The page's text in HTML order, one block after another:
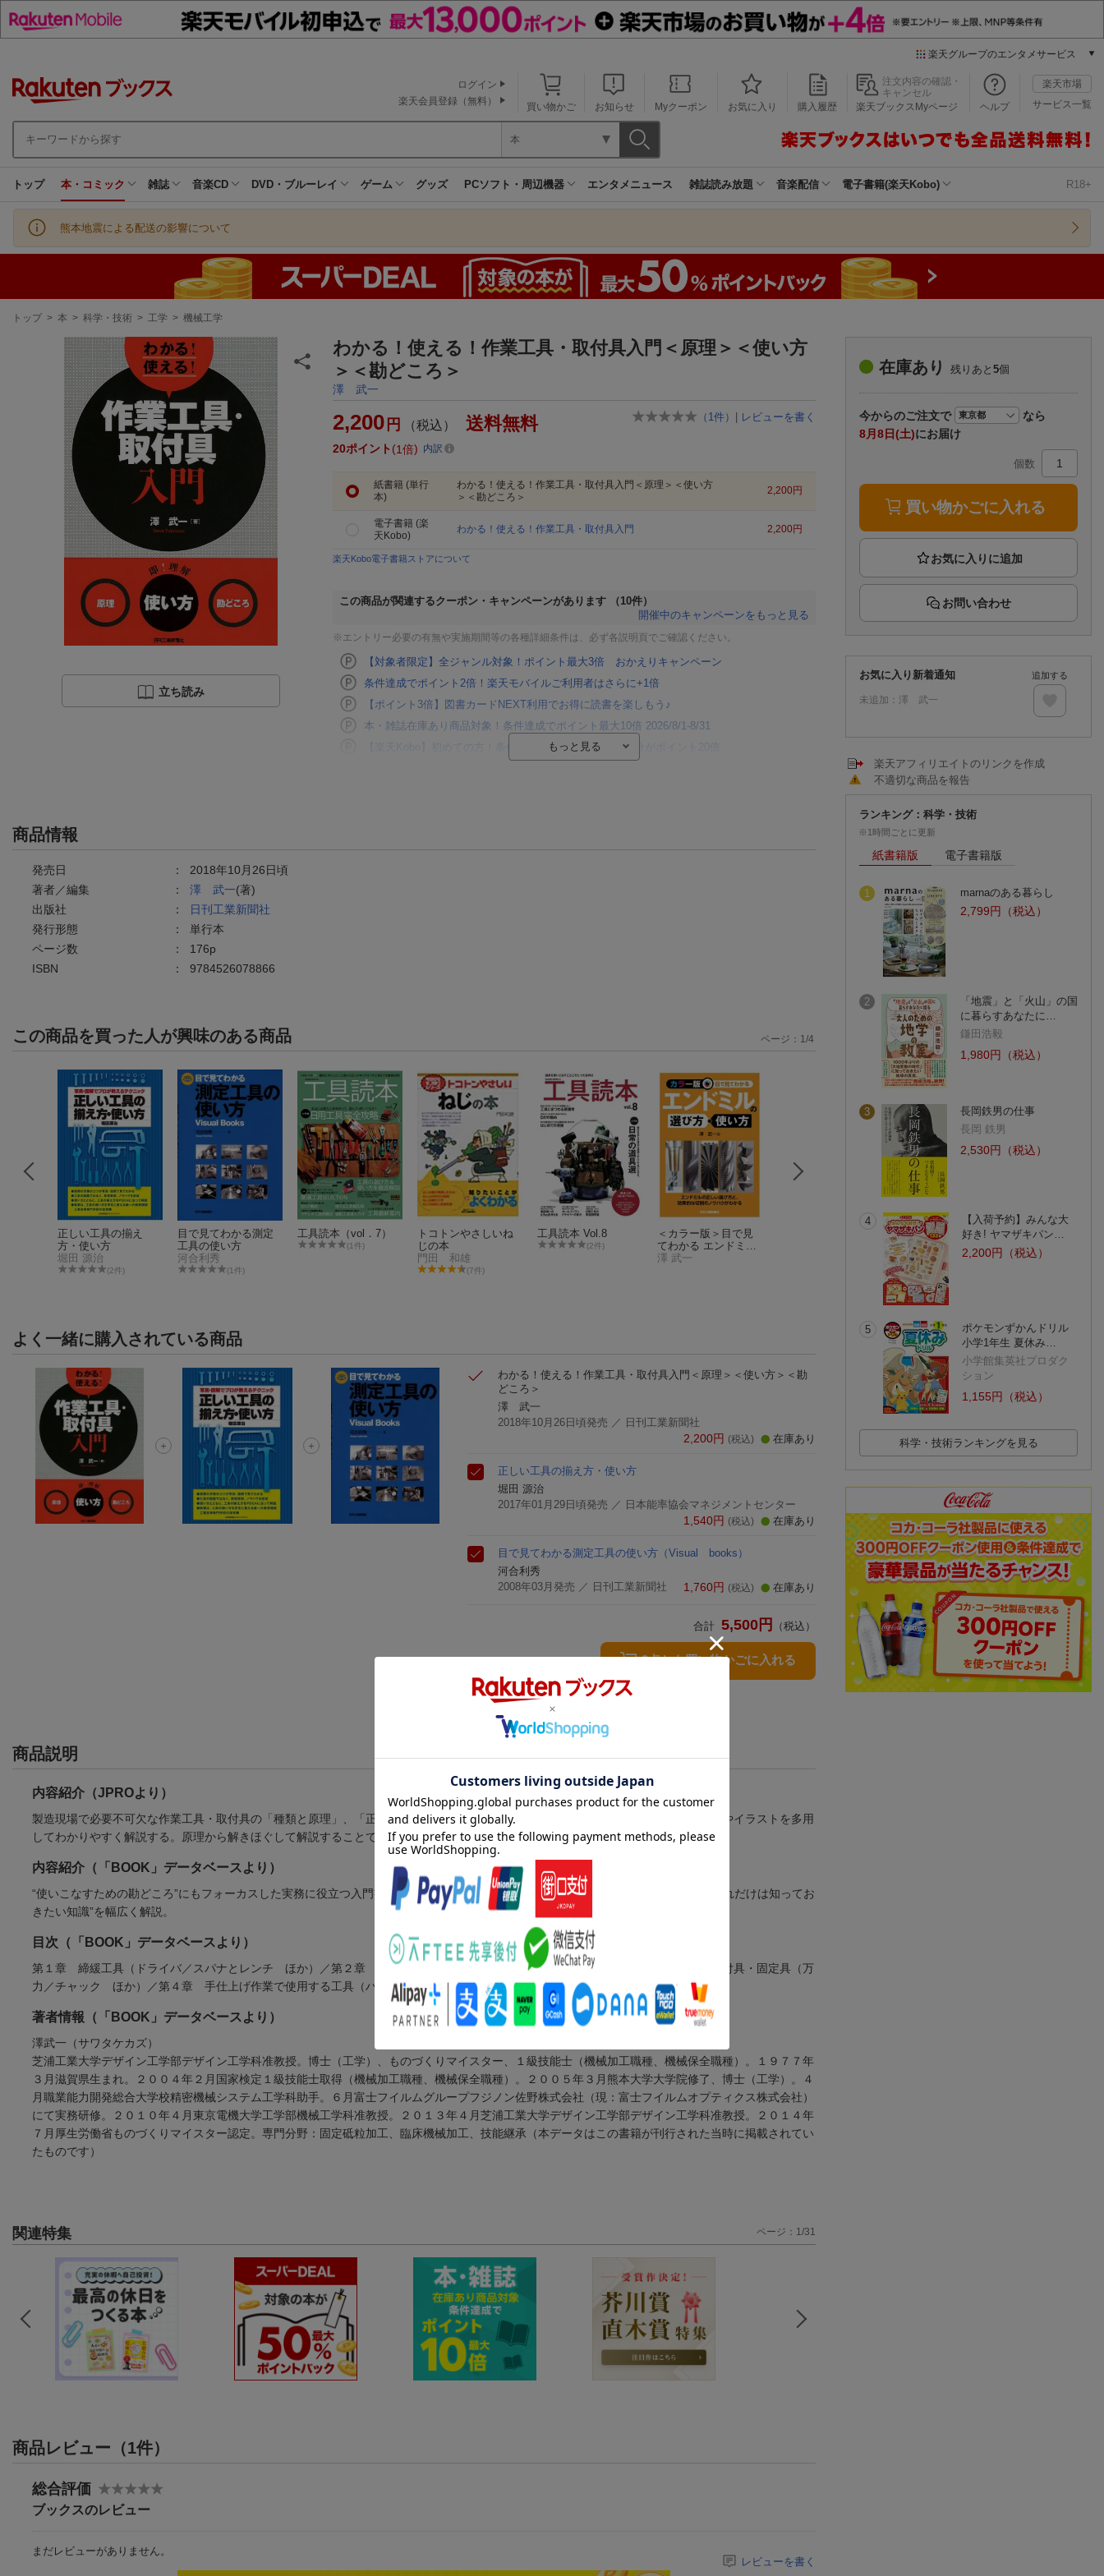
楽天グループのエンタメサービス
本/ゲーム/CD/DVD
楽天ブックス
楽天Kobo
楽天チケット
エンタメニュース
推し楽
買い物かご お知らせ Myクーポン お気に入り 購入履歴
注文内容の確認・
キャンセル
楽天ブックスMyページ
ヘルプ
楽天市場
サービス一覧
ログイン
楽天会員登録（無料）
本
トップ 本・コミック 雑誌 音楽CD DVD・ブルーレイ ゲーム グッズ PCソフト・周辺機器 エンタメニュース 雑誌読み放題 音楽配信 電子書籍(楽天Kobo) R18+
熊本地震による配送の影響について
現
トップ > 本 > 科学・技術 > 工学 > 機械工学
立ち読み
わかる！使える！作業工具・取付具入門＜原理＞＜使い方
＞＜勘どころ＞
澤 武一
（ 1件） | レビューを書く
2,200 円 （税込） 送料無料
20ポイント 1倍 内訳
紙書籍 (単行
本)
わかる！使える！作業工具・取付具入門＜原理＞＜使い方
＞＜勘どころ＞
2,200円
電子書籍 (楽
天Kobo)
わかる！使える！作業工具・取付具入門 2,200円
楽天Kobo電子書籍ストアについて
この商品が関連するクーポン・キャンペーンがあります
（10件）
開催中のキャンペーンをもっと見る
※エントリー必要の有無や実施期間等の各種詳細条件は、必ず各説明頁でご確認ください。
【対象者限定】全ジャンル対象！ポイント最大3倍 おかえりキャンペーン
条件達成でポイント2倍！楽天モバイルご利用者はさらに+1倍
【ポイント3倍】図書カードNEXT利用でお得に読書を楽しもう♪
本・雑誌在庫あり商品対象！条件達成でポイント最大10倍 2026/8/1-8/31
【楽天Kobo】初めての方！条件達成で楽天ブックス購入分がポイント20倍
商品情報
発売日 ： 2018年10月26日頃
著者／編集
： 澤 武一(著)
出版社
：
日刊工業新聞社
発行形態
： 単行本
ページ数
： 176p
ISBN
： 9784526078866
この商品を買った人が興味のある商品
正しい工具の揃え
方・使い方
堀田 源治
(2件)
目で見てわかる測定
工具の使い方
河合利秀
(1件)
工具読本（vol．7）
(1件)
トコトンやさしいね
じの本
門田 和雄
(7件)
工具読本 Vol.8
(2件)
＜カラー版＞目で見
てわかる エンドミル
の選び方・使い方
澤 武一
目で見てわかる手仕
上げ作業
平田 宏一
(3件)
工具読本 vol.10
ページ： 1/4
よく一緒に購入されている商品
わかる！使える！作業工具・取付具入門＜原理＞＜使い方＞＜勘
どころ＞
澤 武一
2018年10月26日頃発売 ／ 日刊工業新聞社
2,200円 (税込) 在庫あり
正しい工具の揃え方・使い方
堀田 源治
2017年01月29日頃発売 ／ 日本能率協会マネジメントセンター
1,540円 (税込) 在庫あり
目で見てわかる測定工具の使い方（Visual books）
河合利秀
2008年03月発売 ／ 日刊工業新聞社 1,760円 (税込) 在庫あり
合計 5,500 円 （税込）
3点とも買い物かごに入れる
商品説明
内容紹介（JPROより）
製造現場で必要不可欠な作業工具・取付具の「種類と原理」、「正しい使い方」、「知っていると便利な使い方の勘どころ」を、写真やイラストを多用
してわかりやすく解説する。原理から解きほぐして解説することで、正しい使い方を身につけることができる。
内容紹介（「BOOK」データベースより）
“使いこなすための勘どころ”にもフォーカスした実務に役立つ入門書。「原理」「正しい使い方」「使いこなすための勘どころ」の“これだけは知ってお
きたい知識”を幅広く解説。
目次（「BOOK」データベースより）
第１章 締緩工具（ドライバ／スパナとレンチ ほか）／第２章 把握・切断工具（多機能工具／切断専用工具 ほか）／第３章 取付具・固定具（万
力／チャック ほか）／第４章 手仕上げ作業で使用する工具（ハンマ／やすり ほか）
著者情報（「BOOK」データベースより）
澤武一（サワタケカズ）
芝浦工業大学デザイン工学部デザイン工学科准教授。博士（工学）、ものづくりマイスター、１級技能士（機械加工職種、機械保全職種）。１９７７年
３月滋賀県生まれ。２００４年２月国家検定１級技能士取得（機械加工職種、機械保全職種）。２００５年３月熊本大学大学院修了、博士（工学）。４
月職業能力開発総合大学校精密機械システム工学科助手。６月富士フイルムグループフジノン佐野株式会社（現：富士フイルムオプティクス株式会社）
にて実務研修。２０１０年４月東京電機大学工学部機械工学科准教授。２０１３年４月芝浦工業大学デザイン工学部デザイン工学科准教授。２０１４年
７月厚生労働省ものづくりマイスター認定。専門分野：固定砥粒加工、臨床機械加工、技能継承（本データはこの書籍が刊行された当時に掲載されてい
たものです）
関連特集 ページ：1/31
商品レビュー（1件）
総合評価
ブックスのレビュー
まだレビューがありません。
レビューを書く
在庫あり 残りあと 5個
今からのご注文で
なら
8月8日(土)にお届け
個数
買い物かごに入れる
お問い合わせ
お気に入り新着通知
未追加： 澤 武一
追加する
楽天アフィリエイトのリンクを作成
不適切な商品を報告
ランキング：科学・技術
※1時間ごとに更新
紙書籍版 電子書籍版
1 marnaのある暮らし
2,799円（税込）
2
「地震」と「火山」の国
に暮らすあなたに…
鎌田浩毅
1,980円（税込）
3
長岡鉄男の仕事
長岡 鉄男
2,530円（税込）
4
【入荷予約】みんな大
好き! ヤマザキパン…
2,200円（税込）
5
ポケモンずかんドリル
小学1年生 夏休み…
小学館集英社プロダク
ション
1,155円（税込）
科学・技術ランキングを見る